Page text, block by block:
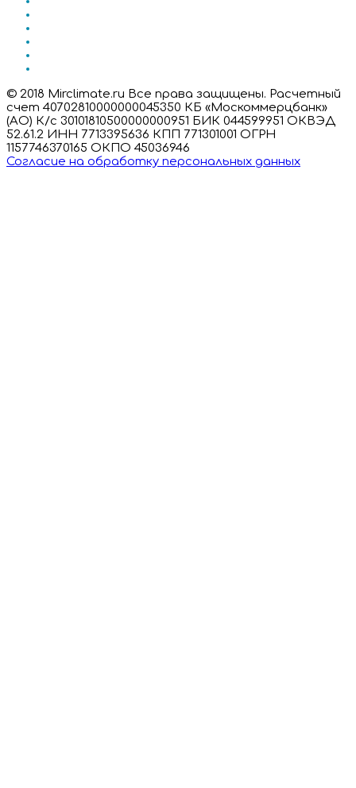
© 2018 Mirclimate.ru Все права защищены. Расчетный
счет 40702810000000045350 КБ «Москоммерцбанк»
(АО) К/с 30101810500000000951 БИК 044599951 ОКВЭД
52.61.2 ИНН 7713395636 КПП 771301001 ОГРН
1157746370165 ОКПО 45036946
Согласие на обработку персональных данных